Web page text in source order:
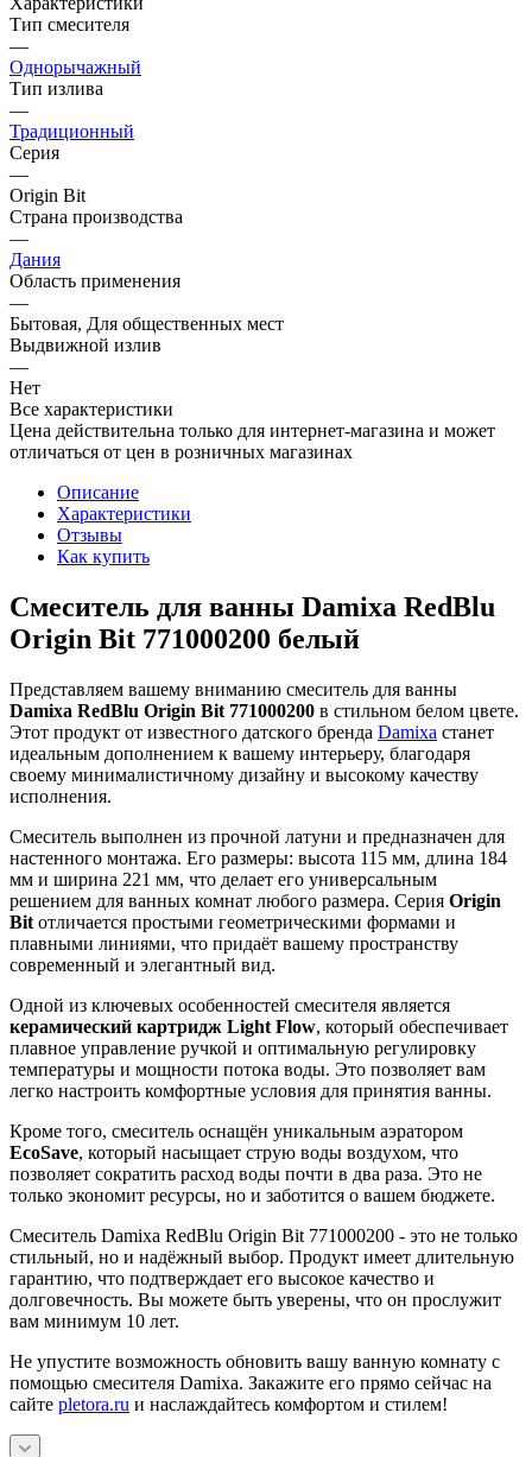
Тип смесителя
—
Однорычажный
Тип излива
—
Традиционный
Серия
—
Origin Bit
Страна производства
—
Дания
Область применения
—
Бытовая, Для общественных мест
Выдвижной излив
—
Нет
Все характеристики
Цена действительна только для интернет-магазина и может
отличаться от цен в розничных магазинах
Описание
Характеристики
Отзывы
Как купить
Смеситель для ванны Damixa RedBlu
Origin Bit 771000200 белый
Представляем вашему вниманию смеситель для ванны
Damixa RedBlu Origin Bit 771000200 в стильном белом цвете.
Этот продукт от известного датского бренда Damixa станет
идеальным дополнением к вашему интерьеру, благодаря
своему минималистичному дизайну и высокому качеству
исполнения.
Смеситель выполнен из прочной латуни и предназначен для
настенного монтажа. Его размеры: высота 115 мм, длина 184
мм и ширина 221 мм, что делает его универсальным
решением для ванных комнат любого размера. Серия Origin
Bit отличается простыми геометрическими формами и
плавными линиями, что придаёт вашему пространству
современный и элегантный вид.
Одной из ключевых особенностей смесителя является
керамический картридж Light Flow, который обеспечивает
плавное управление ручкой и оптимальную регулировку
температуры и мощности потока воды. Это позволяет вам
легко настроить комфортные условия для принятия ванны.
Кроме того, смеситель оснащён уникальным аэратором
EcoSave, который насыщает струю воды воздухом, что
позволяет сократить расход воды почти в два раза. Это не
только экономит ресурсы, но и заботится о вашем бюджете.
Смеситель Damixa RedBlu Origin Bit 771000200 - это не только
стильный, но и надёжный выбор. Продукт имеет длительную
гарантию, что подтверждает его высокое качество и
долговечность. Вы можете быть уверены, что он прослужит
вам минимум 10 лет.
Не упустите возможность обновить вашу ванную комнату с
помощью смесителя Damixa. Закажите его прямо сейчас на
сайте pletora.ru и наслаждайтесь комфортом и стилем!